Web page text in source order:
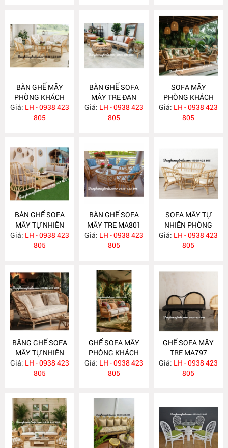
BÀN GHẾ MÂY
PHÒNG KHÁCH
NHỎ GỌN MA814
Giá: LH - 0938 423
805
BÀN GHẾ SOFA
MÂY TRE ĐAN
MA813
Giá: LH - 0938 423
805
SOFA MÂY
PHÒNG KHÁCH
MA812
Giá: LH - 0938 423
805
BÀN GHẾ SOFA
MÂY TỰ NHIÊN
PHÒNG KHÁCH
MA811
Giá: LH - 0938 423
805
BÀN GHẾ SOFA
MÂY TRE MA801
Giá: LH - 0938 423
805
SOFA MÂY TỰ
NHIÊN PHÒNG
KHÁCH MA800
Giá: LH - 0938 423
805
BĂNG GHẾ SOFA
MÂY TỰ NHIÊN
PHÒNG KHÁCH
MA799
Giá: LH - 0938 423
805
GHẾ SOFA MÂY
PHÒNG KHÁCH
MA798
Giá: LH - 0938 423
805
GHẾ SOFA MÂY
TRE MA797
Giá: LH - 0938 423
805